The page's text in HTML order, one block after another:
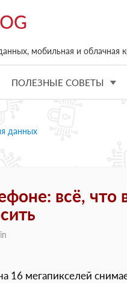
мобильная и облачная
ПОЛЕЗНЫЕ СОВЕТЫ
данных
всё, что
16 мегапикселей